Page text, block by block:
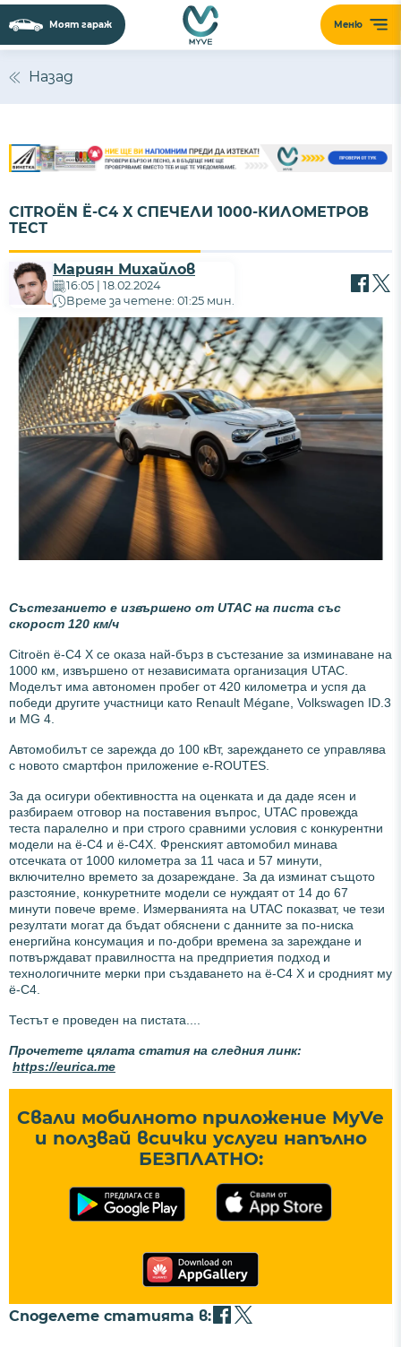
Меню
Моят гараж
Назад
CITROËN Ë-C4 X СПЕЧЕЛИ 1000-КИЛОМЕТРОВ
ТЕСТ
Мариян Михайлов
16:05 | 18.02.2024
Време за четене: 01:25 мин.
Състезанието е извършено от UTAC на писта със
скорост 120 км/ч
Citroën ë-C4 X се оказа най-бърз в състезание за изминаване на
1000 км, извършено от независимата организация UTAC.
Моделът има автономен пробег от 420 километра и успя да
победи другите участници като Renault Mégane, Volkswagen ID.3
и MG 4.
Автомобилът се зарежда до 100 кВт, зареждането се управлява
с новото смартфон приложение e-ROUTES.
За да осигури обективността на оценката и да даде ясен и
разбираем отговор на поставения въпрос, UTAC провежда
теста паралелно и при строго сравними условия с конкурентни
модели на ë-C4 и ë-C4X. Френският автомобил минава
отсечката от 1000 километра за 11 часа и 57 минути,
включително времето за дозареждане. За да изминат същото
разстояние, конкуретните модели се нуждаят от 14 до 67
минути повече време. Измерванията на UTAC показват, че тези
резултати могат да бъдат обяснени с данните за по-ниска
енергийна консумация и по-добри времена за зареждане и
потвърждават правилността на предприетия подход и
технологичните мерки при създаването на ë-C4 X и сродният му
ë-C4.
Тестът е проведен на пистата....
Прочетете цялата статия на следния линк:
https://eurica.me
Свали мобилното приложение MyVe
и ползвай всички услуги напълно
БЕЗПЛАТНО:
Споделете статията в: